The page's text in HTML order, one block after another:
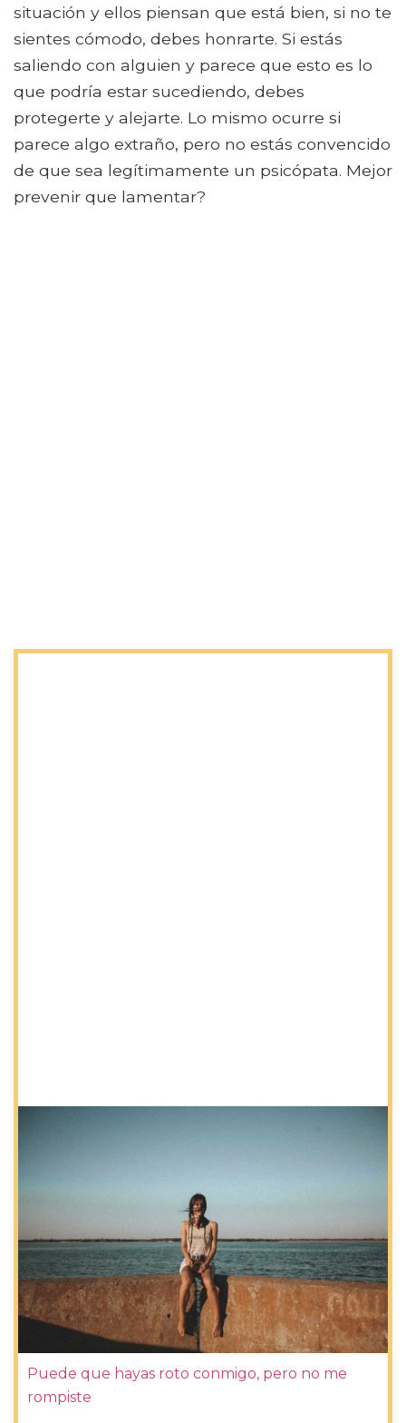
situación y ellos piensan que está bien, si no te
sientes cómodo, debes honrarte. Si estás
saliendo con alguien y parece que esto es lo
que podría estar sucediendo, debes
protegerte y alejarte. Lo mismo ocurre si
parece algo extraño, pero no estás convencido
de que sea legítimamente un psicópata. Mejor
prevenir que lamentar?
Puede que hayas roto conmigo, pero no me
rompiste